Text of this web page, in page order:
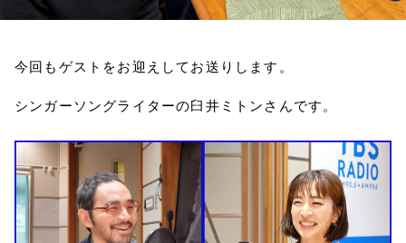
今回もゲストをお迎えしてお送りします。
シンガーソングライターの臼井ミトンさんです。